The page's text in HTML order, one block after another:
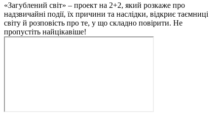
«Загублений світ» – проект на 2+2, який розкаже про
надзвичайні події, їх причини та наслідки, відкриє таємниці
світу й розповість про те, у що складно повірити. Не
пропустіть найцікавіше!